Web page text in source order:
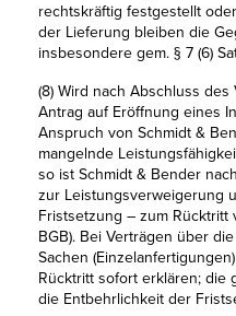
rechtskräftig festgestellt
der Lieferung bleiben die
insbesondere gem. § 7 (6)
(8) Wird nach Abschluss
Antrag auf Eröffnung eines
Anspruch von Schmidt &
mangelnde
so ist Schmidt & Bender
zur Leistungsverweigerung
Fristsetzung – zum Rücktritt
BGB). Bei Verträgen über
Sachen
Rücktritt sofort erklären; die
die Entbehrlichkeit der